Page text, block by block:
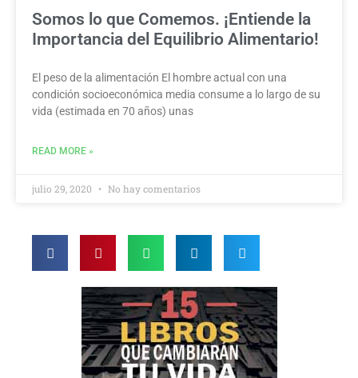
Somos lo que Comemos. ¡Entiende la
Importancia del Equilibrio Alimentario!
El peso de la alimentación El hombre actual con una
condición socioeconómica media consume a lo largo de su
vida (estimada en 70 años) unas
READ MORE »
julio 29, 2020 No hay comentarios